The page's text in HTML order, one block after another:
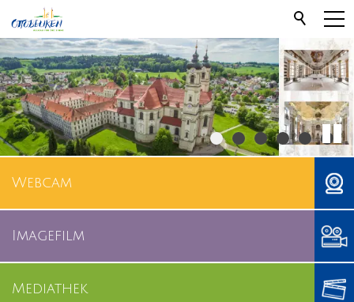
Webcam
Imagefilm
Mediathek